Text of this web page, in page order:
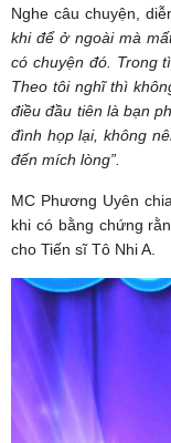
Nghe câu chuyện,
khi để ở ngoài mà
có chuyện đó. Trong
Theo tôi nghĩ thì
điều đầu tiên là bạn
đình họp lại, không
đến mích lòng”
MC Phương Uyên
khi có bằng chứng
cho Tiến sĩ Tô Nhi A.